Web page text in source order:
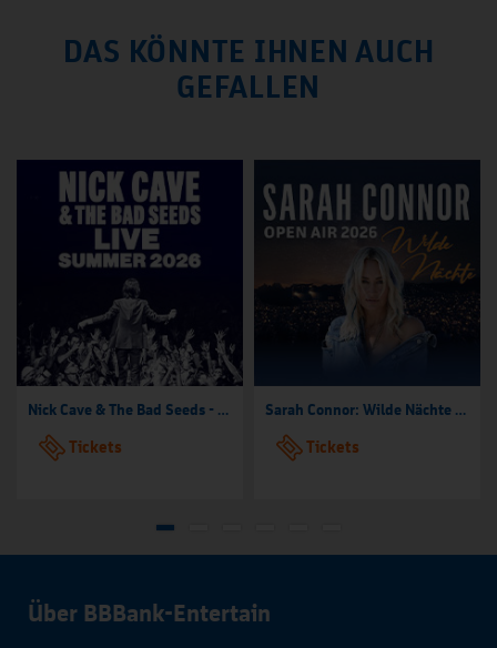
DAS KÖNNTE IHNEN AUCH
GEFALLEN
Nick Cave & The Bad Seeds - Tour 2026
Tickets
Sarah Connor: Wilde Nächte - Open Air 2026
Tickets
Über BBBank-Entertain